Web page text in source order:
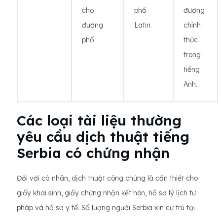
cho
đường
phố.
phố
Latin.
đương
chính
thức
trong
tiếng
Anh.
Các loại tài liệu thường
yêu cầu dịch thuật tiếng
Serbia có chứng nhận
Đối với cá nhân, dịch thuật công chứng là cần thiết cho
giấy khai sinh, giấy chứng nhận kết hôn, hồ sơ lý lịch tư
pháp và hồ sơ y tế. Số lượng người Serbia xin cư trú tại